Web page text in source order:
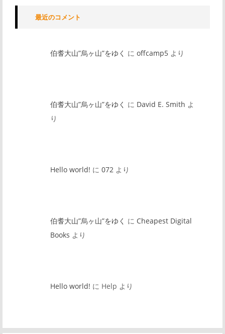
最近のコメント
伯耆大山”烏ヶ山”をゆく に offcamp5 より
伯耆大山”烏ヶ山”をゆく に David E. Smith よ
り
Hello world! に 072 より
伯耆大山”烏ヶ山”をゆく に Cheapest Digital
Books より
Hello world! に Help より